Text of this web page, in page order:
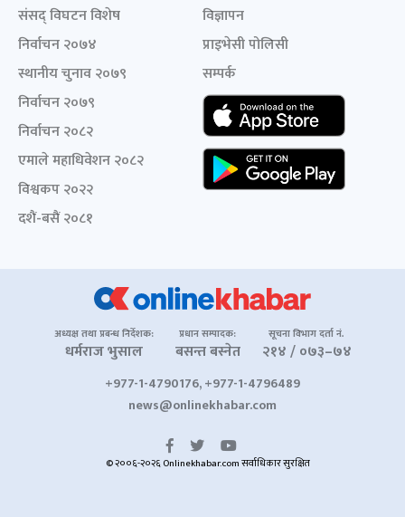
संसद् विघटन विशेष
निर्वाचन २०७४
स्थानीय चुनाव २०७९
निर्वाचन २०७९
निर्वाचन २०८२
एमाले महाधिवेशन २०८२
विश्वकप २०२२
दशैं-बसैं २०८१
विज्ञापन
प्राइभेसी पोलिसी
सम्पर्क
अध्यक्ष तथा प्रबन्ध निर्देशक:
धर्मराज भुसाल
प्रधान सम्पादक:
बसन्त बस्नेत
सूचना विभाग दर्ता नं.
२१४ / ०७३–७४
+977-1-4790176, +977-1-4796489
news@onlinekhabar.com
© २००६-२०२६ Onlinekhabar.com सर्वाधिकार सुरक्षित